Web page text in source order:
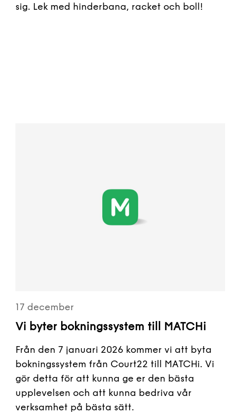
sig. Lek med hinderbana, racket och boll!
17 december
Vi byter bokningssystem till MATCHi
Från den 7 januari 2026 kommer vi att byta
bokningssystem från Court22 till MATCHi. Vi
gör detta för att kunna ge er den bästa
upplevelsen och att kunna bedriva vår
verksamhet på bästa sätt.